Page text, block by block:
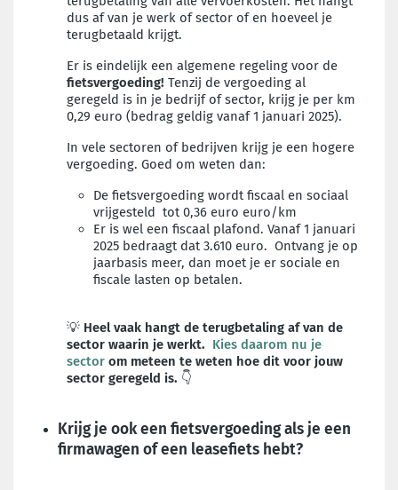
dus af van je werk of sector of en hoeveel je
terugbetaald krijgt.
Er is eindelijk een algemene regeling voor de
fietsvergoeding! Tenzij de vergoeding al
geregeld is in je bedrijf of sector, krijg je per km
0,29 euro (bedrag geldig vanaf 1 januari 2025).
In vele sectoren of bedrijven krijg je een hogere
vergoeding. Goed om weten dan:
De fietsvergoeding wordt fiscaal en sociaal
vrijgesteld tot 0,36 euro euro/km
Er is wel een fiscaal plafond. Vanaf 1 januari
2025 bedraagt dat 3.610 euro. Ontvang je op
jaarbasis meer, dan moet je er sociale en
fiscale lasten op betalen.
💡 Heel vaak hangt de terugbetaling af van de
sector waarin je werkt. Kies daarom nu je
sector om meteen te weten hoe dit voor jouw
sector geregeld is. 👇
Krijg je ook een fietsvergoeding als je een
firmawagen of een leasefiets hebt?